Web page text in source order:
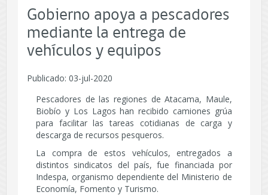
Gobierno apoya a pescadores
mediante la entrega de
vehículos y equipos
Publicado: 03-jul-2020
Pescadores de las regiones de Atacama, Maule,
Biobío y Los Lagos han recibido camiones grúa
para facilitar las tareas cotidianas de carga y
descarga de recursos pesqueros.
La compra de estos vehículos, entregados a
distintos sindicatos del país, fue financiada por
Indespa, organismo dependiente del Ministerio de
Economía, Fomento y Turismo.